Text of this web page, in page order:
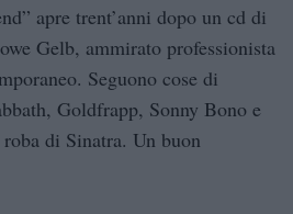
apre trent’anni dopo un cd di
Gelb, ammirato professionista
Seguono cose di
Goldfrapp, Sonny Bono e
di Sinatra. Un buon